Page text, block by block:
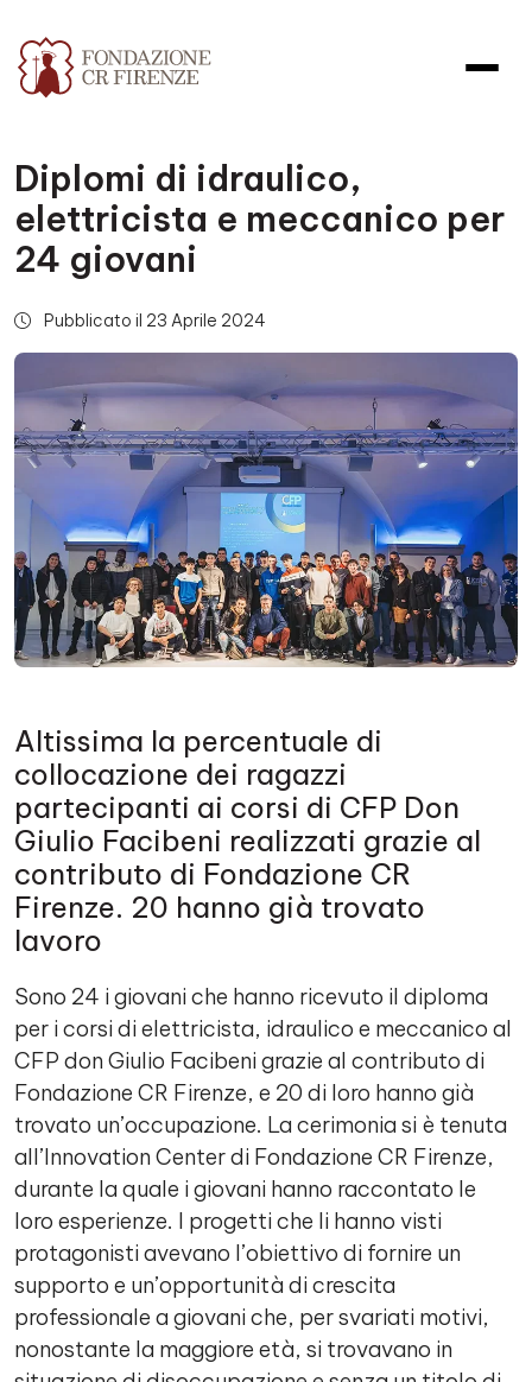
Diplomi di idraulico,
elettricista e meccanico per
24 giovani
Pubblicato il 23 Aprile 2024
Altissima la percentuale di
collocazione dei ragazzi
partecipanti ai corsi di CFP Don
Giulio Facibeni realizzati grazie al
contributo di Fondazione CR
Firenze. 20 hanno già trovato
lavoro
Sono 24 i giovani che hanno ricevuto il diploma
per i corsi di elettricista, idraulico e meccanico al
CFP don Giulio Facibeni grazie al contributo di
Fondazione CR Firenze, e 20 di loro hanno già
trovato un’occupazione. La cerimonia si è tenuta
all’Innovation Center di Fondazione CR Firenze,
durante la quale i giovani hanno raccontato le
loro esperienze. I progetti che li hanno visti
protagonisti avevano l’obiettivo di fornire un
supporto e un’opportunità di crescita
professionale a giovani che, per svariati motivi,
nonostante la maggiore età, si trovavano in